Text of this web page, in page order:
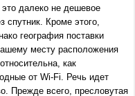
далеко не дешевое
Кроме этого,
география поставки
месту расположения
как
от Wi-Fi. Речь идет
Прежде всего, пресловутая